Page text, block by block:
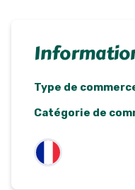
Type de
Catégorie de